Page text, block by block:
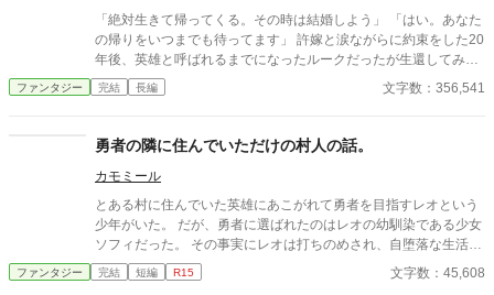
テーマにして実験的に書いてみた作品です。普段の作風とは異な
ります。 ※小説家になろう、カクヨムさんで同一名義にて掲載予
定です
「絶対生きて帰ってくる。その時は結婚しよう」 「はい。あなた
の帰りをいつまでも待ってます」 許嫁と涙ながらに約束をした20
年後、英雄と呼ばれるまでになったルークだったが生還してみる
と死亡扱いにされていた。 許嫁は既に結婚しており、ルークは絶
望の只中に。 上官の陰謀だと知ったルークは激怒し、殴ってしま
えるはずだった年金もパー。 絶望の中、偶然助けた子が許嫁の娘
い！」 何故か求婚されることに。 困りながらも巻き込まれる騒動
を通じて ルークは失っていた日常を段々と取り戻していく。 こち
らは他のウェブ小説にも投稿しております。
ファンタジー 完結 長編 文字数：356,541
勇者の隣に住んでいただけの村人の話。
カモミール
とある村に住んでいた英雄にあこがれて勇者を目指すレオという
少年がいた。 だが、勇者に選ばれたのはレオの幼馴染である少女
ソフィだった。 その事実にレオは打ちのめされ、自堕落な生活を
送ることになる。 だがそんなある日、勇者となったソフィが死ん
だという知らせが届き…？ 才能のない村びとである少年が、幼馴
ファンタジー 完結 短編 R15 文字数：45,608